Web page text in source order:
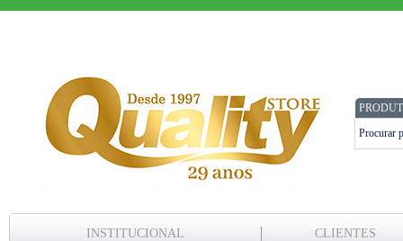
INSTITUCIONAL CLIENTES